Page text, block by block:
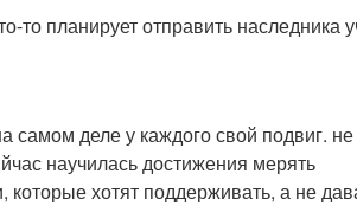
планирует отправить наследника
деле у каждого свой подвиг.
научилась достижения мерять
хотят поддерживать, а не